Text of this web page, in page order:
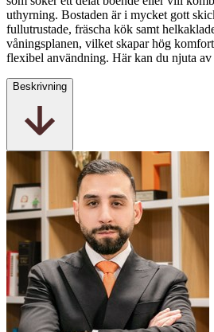
uthyrning. Bostaden är i mycket gott
fullutrustade, fräscha kök samt
våningsplanen, vilket skapar hög
flexibel användning. Här kan du njuta av
Beskrivning